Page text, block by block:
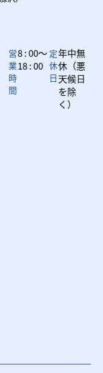
営
業
時
間
8 : 00～
18 : 00
定
休
日
年中無
休（悪
天候日
を除
く）